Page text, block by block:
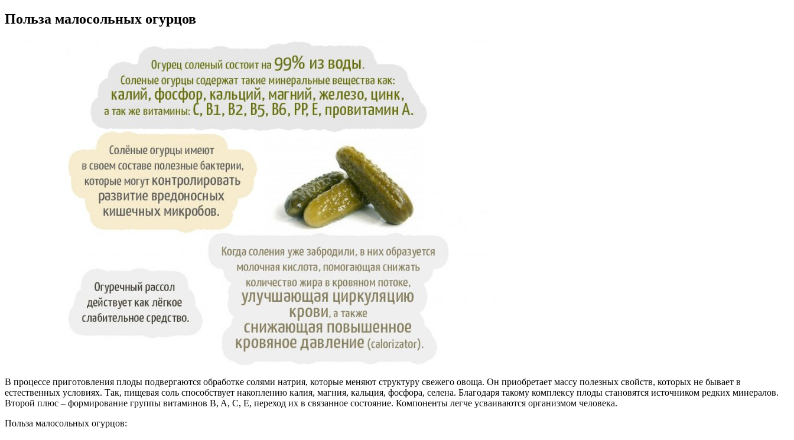
Польза малосольных огурцов
В процессе приготовления плоды подвергаются обработке солями натрия, которые меняют структуру свежего овоща. Он приобретает массу полезных свойств, которых не бывает в
естественных условиях. Так, пищевая соль способствует накоплению калия, магния, кальция, фосфора, селена. Благодаря такому комплексу плоды становятся источником редких минералов.
Второй плюс – формирование группы витаминов B, A, C, E, переход их в связанное состояние. Компоненты легче усваиваются организмом человека.
Польза малосольных огурцов: